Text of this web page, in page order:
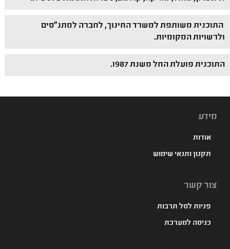
התוכנית משותפת למשרד החינוך, לחברה למתנ"סים
ולרשויות המקומיות.
התוכנית פועלת החל משנת 1987.
מידע
אודות
תקנון ותנאי שימוש
צור קשר
פניות לסל תרבות
כניסה למערכת